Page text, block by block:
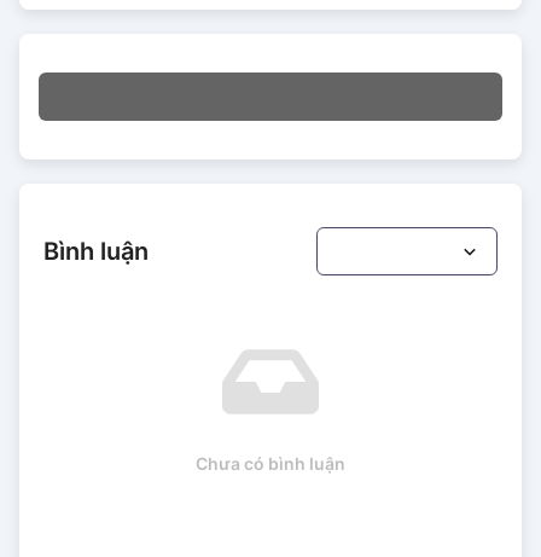
Bình luận
Chưa có bình luận